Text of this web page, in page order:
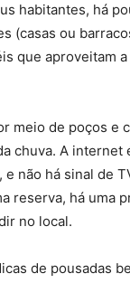
habitantes, há
(casas ou
que aproveitam
meio de poços e
chuva. A internet
não há sinal de
reserva, há uma
no local.
de pousadas